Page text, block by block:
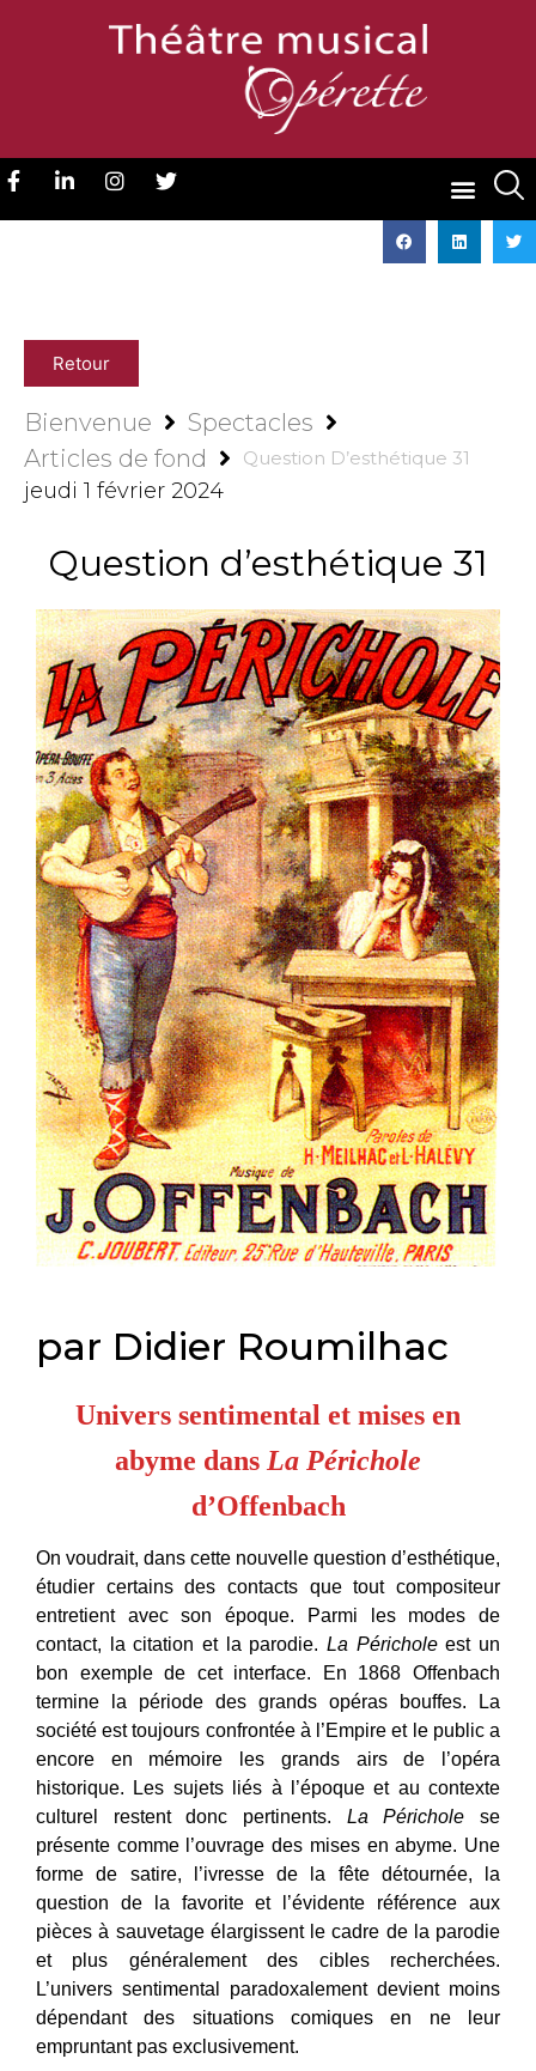
Retour
Bienvenue
Spectacles
Articles de fond
Question D’esthétique 31
jeudi 1 février 2024
Question d’esthétique 31
par Didier Roumilhac
Univers sentimental et mises en
abyme dans La Périchole
d’Offenbach
On voudrait, dans cette nouvelle question d’esthétique,
étudier certains des contacts que tout compositeur
entretient avec son époque. Parmi les modes de
contact, la citation et la parodie. La Péricholeest un
bon exemple de cet interface. En 1868 Offenbach
termine la période des grands opéras bouffes. La
société est toujours confrontée à l’Empire et le public a
encore en mémoire les grands airs de l’opéra
historique. Les sujets liés à l’époque et au contexte
culturel restent donc pertinents. La Périchole se
présente comme l’ouvrage des mises en abyme. Une
forme de satire, l’ivresse de la fête détournée, la
question de la favorite et l’évidente référence aux
pièces à sauvetage élargissent le cadre de la parodie
et plus généralement des cibles recherchées.
L’univers sentimental paradoxalement devient moins
dépendant des situations comiques en ne leur
empruntant pas exclusivement.